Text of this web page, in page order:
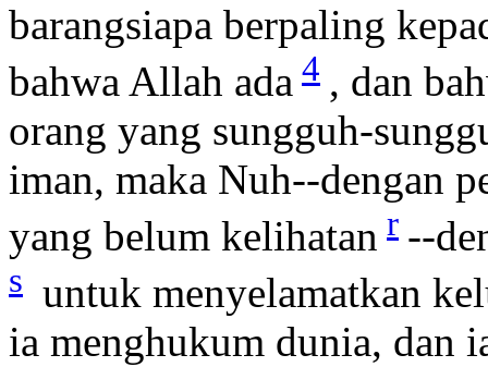
barangsiapa berpaling
bahwa Allah ada 4 , dan
orang yang sungguh-
iman, maka Nuh--dengan
yang belum kelihatan r --
s untuk menyelamatkan
ia menghukum dunia, dan